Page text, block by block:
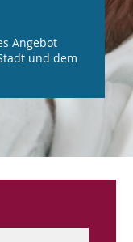
Angebot
und dem